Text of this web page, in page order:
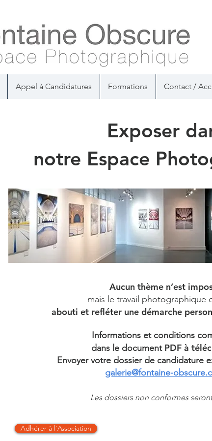
Appel à Candidatures Formations Contact /
Exposer
notre Espace
Aucun thème n’est
mais le travail photographique
abouti et refléter unedémarche
Informations et conditions
dans le document PDF à
Envoyer votre dossier de candidature
galerie@fontaine-
Les dossiers non conformes
Adhérer à l'Association